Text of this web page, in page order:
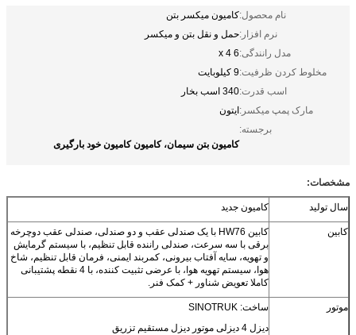
نام محصول:کامیون میکسر بتن
نرم افزار:حمل و نقل بتن و میکسر
مدل رانندگی:6 x 4
مخلوط کردن ظرفیت:9 کیلوبایت
اسب قدرت:340 اسب بخار
مارک پمپ میکسر: ایتون
برجسته:
کامیون بتن سیمان، کامیون کامیون خود بارگیری
مشخصات:
سال تولید کامیون جدید
کابین
کابین HW76 با یک صندلی عقب و دو صندلی، صندلی عقب دوچرخه
برقی با سه سرعت، صندلی راننده قابل تنظیم، با سیستم گرمایش
و تهویه، سایه آفتاب بیرونی، کمربند ایمنی، فرمان قابل تنظیم، شاخ
هوا، سیستم تهویه هوا، با عرضی تثبیت کننده، با 4 نقطه پشتیبانی
کاملا تعویض شناور + کمک فنر.
موتور
ساخت: SINOTRUK
دیزل 4 دیزلی موتور دیزل مستقیم تزریق